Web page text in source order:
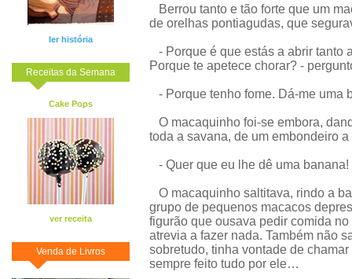
ler história
Receitas da Semana
Cake Pops
ver receita
Venda de Livros
Berrou tanto e tão forte que um
de orelhas pontiagudas, que
- Porque é que estás a abrir tanto
Porque te apetece chorar? -
- Porque tenho fome. Dá-me uma
O macaquinho foi-se embora,
toda a savana, de um embondeiro
- Quer que eu lhe dê uma banana!
O macaquinho saltitava, rindo a
grupo de pequenos macacos
figurão que ousava pedir comida
atrevia a fazer nada. Também não
sobretudo, tinha vontade de
sempre feito tudo por ele…